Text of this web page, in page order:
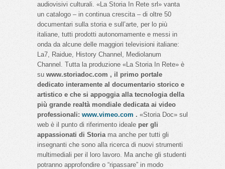
audiovisivi culturali. «La Storia In Rete srl» vanta
un catalogo – in continua crescita – di oltre 50
documentari sulla storia e sull’arte, per lo più
italiane, tutti prodotti autonomamente e messi in
onda da alcune delle maggiori televisioni italiane:
La7, Raidue, History Channel, Mediolanum
Channel. Tutta la produzione «La Storia In Rete» è
su www.storiadoc.com , il primo portale
dedicato interamente al documentario storico e
artistico e che si appoggia alla tecnologia della
più grande realtà mondiale dedicata ai video
professionali: www.vimeo.com . «Storia Doc» sul
web è il punto di riferimento ideale per gli
appassionati di Storiama anche per tutti gli
insegnanti che sono alla ricerca di nuovi strumenti
multimediali per il loro lavoro. Ma anche gli studenti
potranno approfondire o “ripassare” in modo